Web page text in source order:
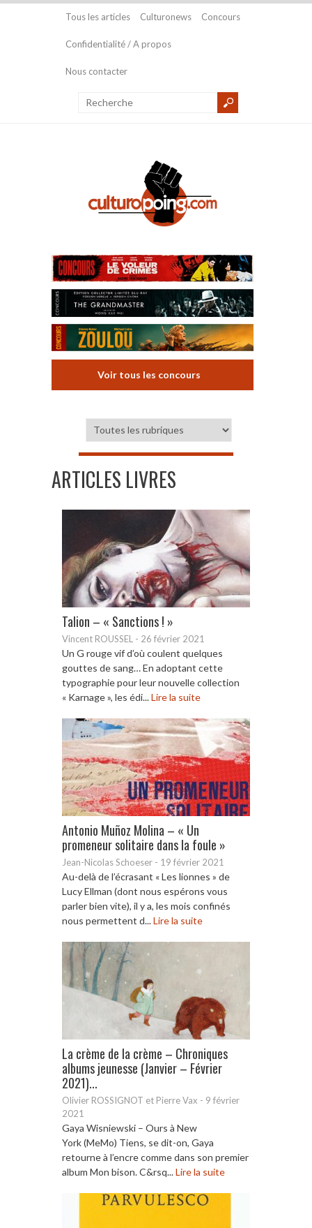
Tous les articles Culturonews Concours
Confidentialité / A propos
Nous contacter
Voir tous les concours
ARTICLES LIVRES
Talion – « Sanctions ! »
Vincent ROUSSEL - 26 février 2021
Un G rouge vif d’où coulent quelques
gouttes de sang… En adoptant cette
typographie pour leur nouvelle collection
« Karnage », les édi...Lire la suite
Antonio Muñoz Molina – « Un
promeneur solitaire dans la foule »
Jean-Nicolas Schoeser - 19 février 2021
Au-delà de l’écrasant « Les lionnes » de
Lucy Ellman (dont nous espérons vous
parler bien vite), il y a, les mois confinés
nous permettent d...Lire la suite
La crème de la crème – Chroniques
albums jeunesse (Janvier – Février
2021)...
Olivier ROSSIGNOT et Pierre Vax - 9 février
2021
Gaya Wisniewski – Ours à New
York (MeMo) Tiens, se dit-on, Gaya
retourne à l’encre comme dans son premier
album Mon bison. C&rsq...Lire la suite